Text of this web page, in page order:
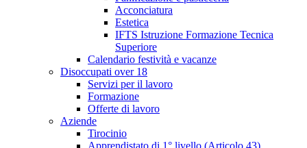
Acconciatura
Estetica
IFTS Istruzione Formazione Tecnica
Superiore
Calendario festività e vacanze
Disoccupati over 18
Servizi per il lavoro
Formazione
Offerte di lavoro
Aziende
Tirocinio
Apprendistato di 1° livello (Articolo 43)